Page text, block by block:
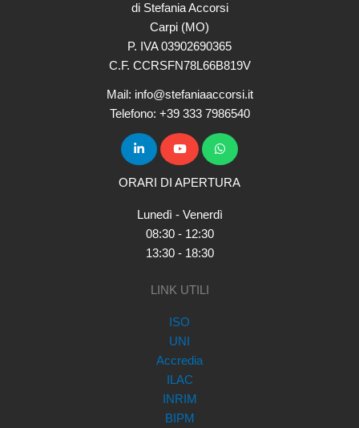
di Stefania Accorsi
Carpi (MO)
P. IVA 03902690365
C.F. CCRSFN78L66B819V
Mail: info@stefaniaaccorsi.it
Telefono: +39 333 7986540
ORARI DI APERTURA
Lunedì - Venerdì
08:30 - 12:30
13:30 - 18:30
LINK UTILI
ISO
UNI
Accredia
ILAC
INRIM
BIPM